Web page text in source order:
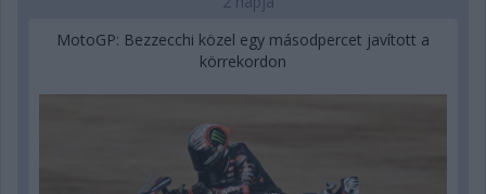
MotoGP: Bezzecchi közel egy másodpercet javított a
körrekordon